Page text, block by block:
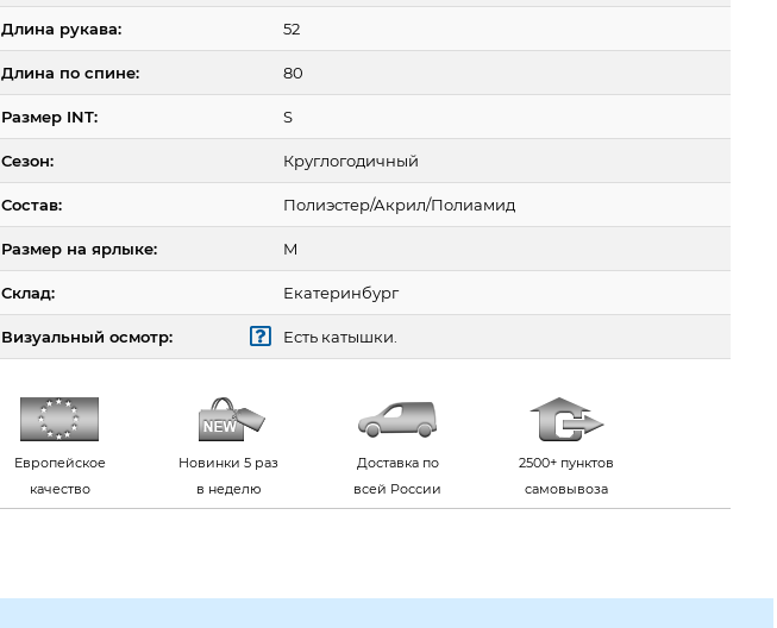
Длина рукава: 52
Длина по спине: 80
Размер INT: S
Сезон: Круглогодичный
Состав: Полиэстер/Акрил/Полиамид
Размер на ярлыке: M
Склад: Екатеринбург
Визуальный осмотр: Есть катышки.
Европейское
качество
Новинки 5 раз
в неделю
Доставка по
всей России
2500+ пунктов
самовывоза